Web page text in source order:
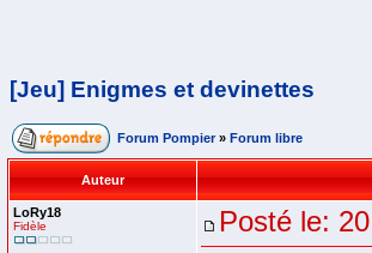
[Jeu] Enigmes et devinettes
Forum Pompier » Forum libre
Auteur
LoRy18
Fidèle Posté le: